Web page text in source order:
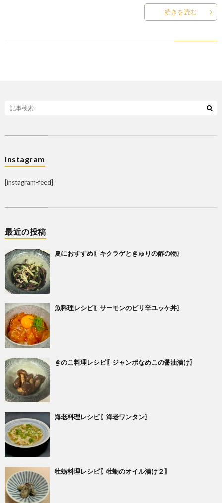
続きを読む
Instagram
[instagram-feed]
最近の投稿
夏におすすめ〖キクラゲときゅりの酢の物〗
魚料理レシピ〖サーモンのピリ辛ユッケ丼〗
きのこ料理レシピ〖ジャンボなめこの醤油漬け〗
海老料理レシピ〖海老ワンタン〗
牡蛎料理レシピ〖牡蛎のオイル漬け２〗